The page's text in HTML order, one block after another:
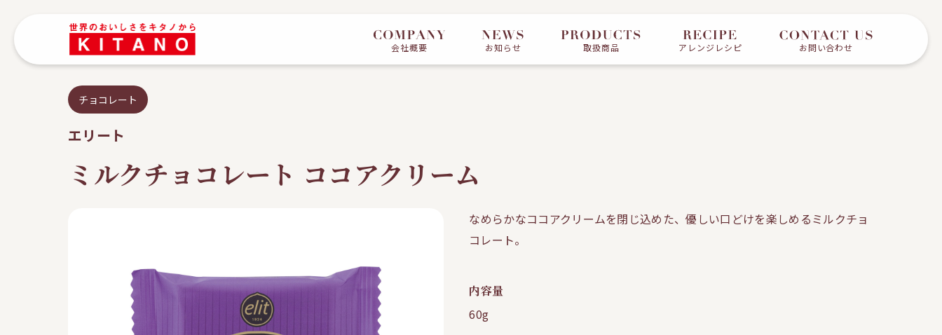
会社概要 お知らせ 取扱商品 アレンジレシピ お問い合わせ
チョコレート
エリート
ミルクチョコレート ココアクリーム
なめらかなココアクリームを閉じ込めた、優しい口どけを楽しめるミルクチョ
コレート。
内容量
60g